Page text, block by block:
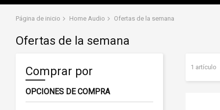
Página de inicio Home Audio Ofertas de la semana
Ofertas de la semana
1 artículo
Comprar por
OPCIONES DE COMPRA